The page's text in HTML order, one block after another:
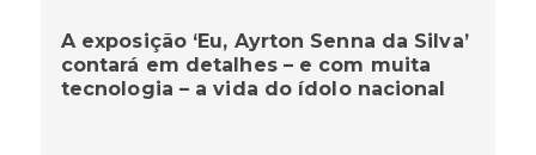
A exposição ‘Eu, Ayrton Senna da Silva’
contará em detalhes – e com muita
tecnologia – a vida do ídolo nacional